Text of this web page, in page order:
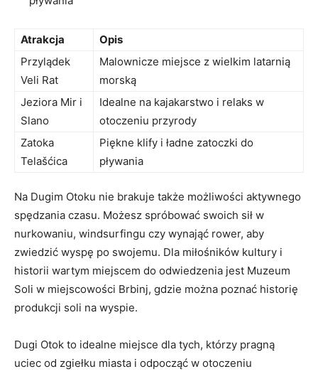
Atrakcja
Opis
Przylądek
Veli Rat
Malownicze‌ miejsce‍ z wielkim latarnią
morską
Jeziora Mir i
Slano
Idealne⁣ na kajakarstwo i‌ relaks w
otoczeniu‌ przyrody
Zatoka
Telašćica
Piękne⁢ klify i ⁣ładne zatoczki do
pływania
Na Dugim⁣ Otoku​ nie brakuje‌ także możliwości aktywnego⁣
spędzania czasu. Możesz spróbować ‌swoich‌ sił ​w
nurkowaniu,‍ windsurfingu czy ​wynająć rower, aby
⁣zwiedzić wyspę po swojemu. Dla miłośników ⁢kultury i
historii wartym miejscem do​ odwiedzenia jest ⁤Muzeum
Soli ⁢w miejscowości Brbinj,⁤ gdzie można poznać historię
produkcji‍ soli⁤ na‌ wyspie.
Dugi Otok to idealne miejsce dla tych, którzy pragną
uciec od zgiełku ‌miasta i odpocząć w otoczeniu